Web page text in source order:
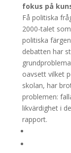
fokus på
Få politiska
2000-talet
politiska
debatten har
oavsett vilket
skolan, har
problemen:
likvärdighet i
rapport.